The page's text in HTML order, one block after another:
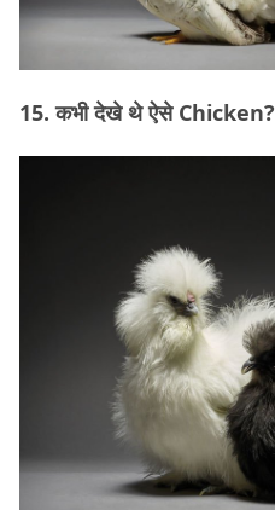
15. कभी देखे थे ऐसे Chicken?